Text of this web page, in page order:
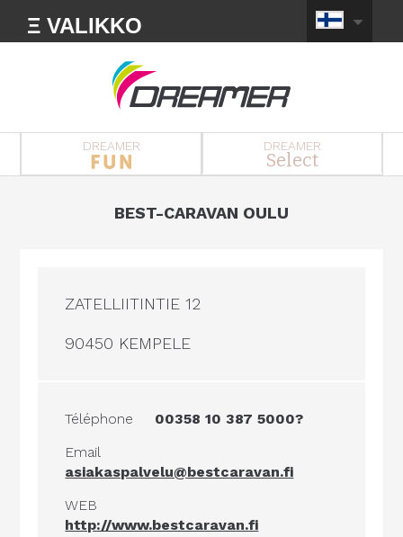
Ξ VALIKKO
DREAMER DREAMER
Select
BEST-CARAVAN OULU
ZATELLIITINTIE 12
90450 KEMPELE
Téléphone
00358 10 387 5000?
Email
asiakaspalvelu@bestcaravan.fi
WEB
http://www.bestcaravan.fi